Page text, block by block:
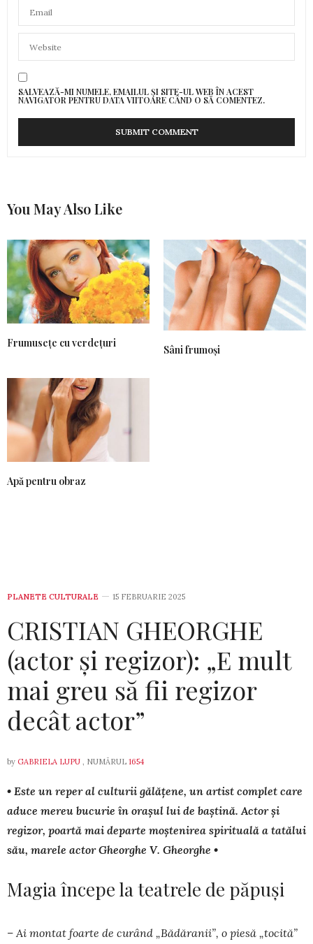
SALVEAZĂ-MI NUMELE, EMAILUL ȘI SITE-UL WEB ÎN ACEST
NAVIGATOR PENTRU DATA VIITOARE CÂND O SĂ COMENTEZ.
You May Also Like
Frumusețe cu verdețuri Sâni frumoși
Apă pentru obraz
PLANETE CULTURALE 15 FEBRUARIE 2025
CRISTIAN GHEORGHE
(actor și regizor): „E mult
mai greu să fii regizor
decât actor”
by GABRIELA LUPU , NUMĂRUL 1654
• Este un reper al culturii gălățene, un artist complet care
aduce mereu bucurie în orașul lui de baștină. Actor și
regizor, poartă mai departe moștenirea spirituală a tatălui
său, marele actor Gheor­ghe V. Gheorghe •
Magia începe la teatrele de păpuși
– Ai montat foarte de curând „Bădăranii”, o piesă „tocită”